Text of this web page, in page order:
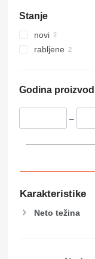
Stanje
novi
rabljene
Godina
–
Karakteristike
Neto težina